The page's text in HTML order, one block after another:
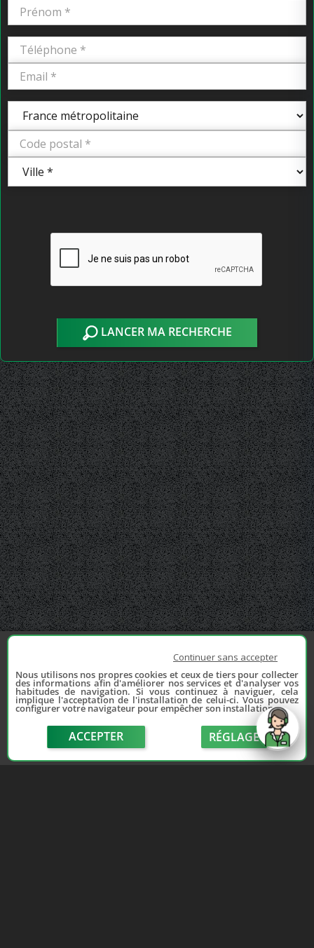
LANCER MA RECHERCHE
Continuer sans accepter
Nous utilisons nos propres cookies et ceux de tiers pour collecter
des informations afin d'améliorer nos services et d'analyser vos
habitudes de navigation. Si vous continuez à naviguer, cela
implique l'acceptation de l'installation de celui-ci. Vous pouvez
configurer votre navigateur pour empêcher son installation.
ACCEPTER RÉGLAGE